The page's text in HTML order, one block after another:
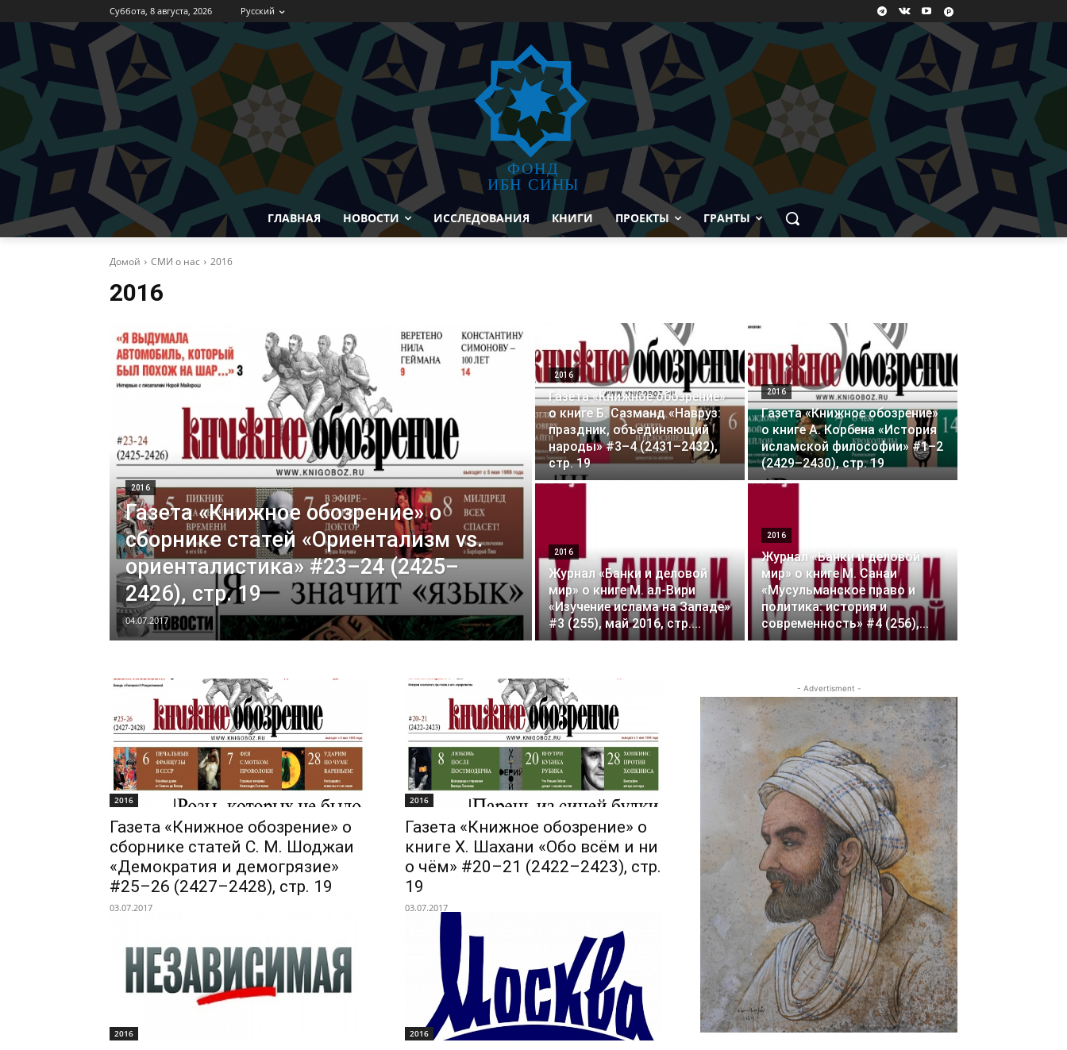
Суббота, 8 августа, 2026 Русский
ФОНД
ИБН СИНЫ
ГЛАВНАЯ НОВОСТИ ИССЛЕДОВАНИЯ КНИГИ ПРОЕКТЫ ГРАНТЫ
Домой СМИ о нас 2016
2016
2016
Газета «Книжное обозрение» о
сборнике статей «Ориентализм vs.
ориенталистика» #23–24 (2425–
2426), стр. 19
04.07.2017
2016
Газета «Книжное обозрение»
о книге Б. Сазманд «Навруз:
праздник, объединяющий
народы» #3–4 (2431–2432),
стр. 19
2016
Газета «Книжное обозрение»
о книге А. Корбена «История
исламской философии» #1–2
(2429–2430), стр. 19
2016
Журнал «Банки и деловой
мир» о книге М. ал-Вири
«Изучение ислама на Западе»
#3 (255), май 2016, стр....
2016
Журнал «Банки и деловой
мир» о книге М. Санаи
«Мусульманское право и
политика: история и
современность» #4 (256),...
2016
Газета «Книжное обозрение» о
сборнике статей С. М. Шоджаи
«Демократия и демогрязие»
#25–26 (2427–2428), стр. 19
03.07.2017
2016
Газета «Книжное обозрение» о
книге Х. Шахани «Обо всём и ни
о чём» #20–21 (2422–2423), стр.
19
03.07.2017
2016 2016
- Advertisment -